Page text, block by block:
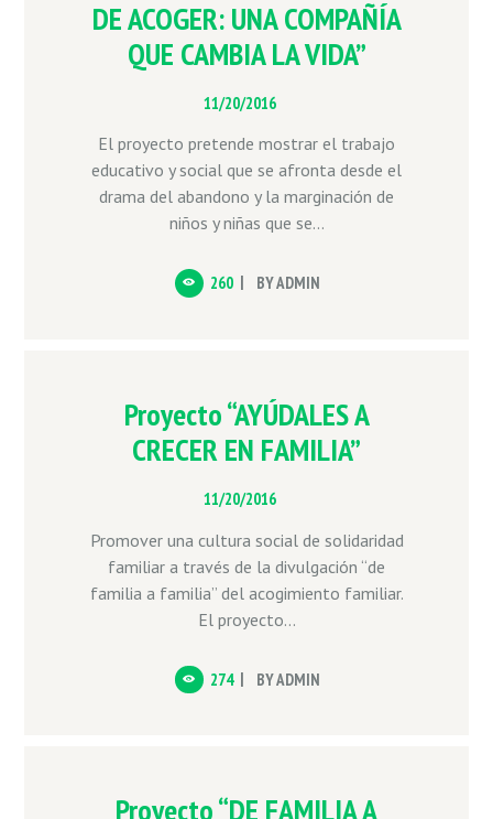
DE ACOGER: UNA COMPAÑÍA
QUE CAMBIA LA VIDA”
11/20/2016
El proyecto pretende mostrar el trabajo
educativo y social que se afronta desde el
drama del abandono y la marginación de
niños y niñas que se...
260 BYADMIN
Proyecto “AYÚDALES A
CRECER EN FAMILIA”
11/20/2016
Promover una cultura social de solidaridad
familiar a través de la divulgación “de
familia a familia” del acogimiento familiar.
El proyecto...
274 BYADMIN
Proyecto “DE FAMILIA A